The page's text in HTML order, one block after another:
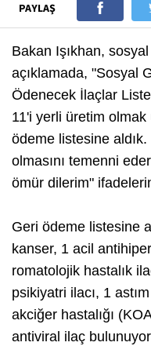
PAYLAŞ
Bakan Işıkhan,
açıklamada, "Sosyal
Ödenecek İlaçlar
11'i yerli üretim olmak
ödeme listesine aldık.
olmasını temenni
ömür dilerim"
Geri ödeme listesine
kanser, 1 acil
romatolojik hastalık
psikiyatri ilacı, 1
akciğer hastalığı
antiviral ilaç